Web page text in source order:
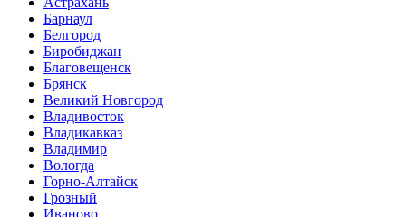
Барнаул
Белгород
Биробиджан
Благовещенск
Брянск
Великий Новгород
Владивосток
Владикавказ
Владимир
Вологда
Горно-Алтайск
Грозный
Иваново